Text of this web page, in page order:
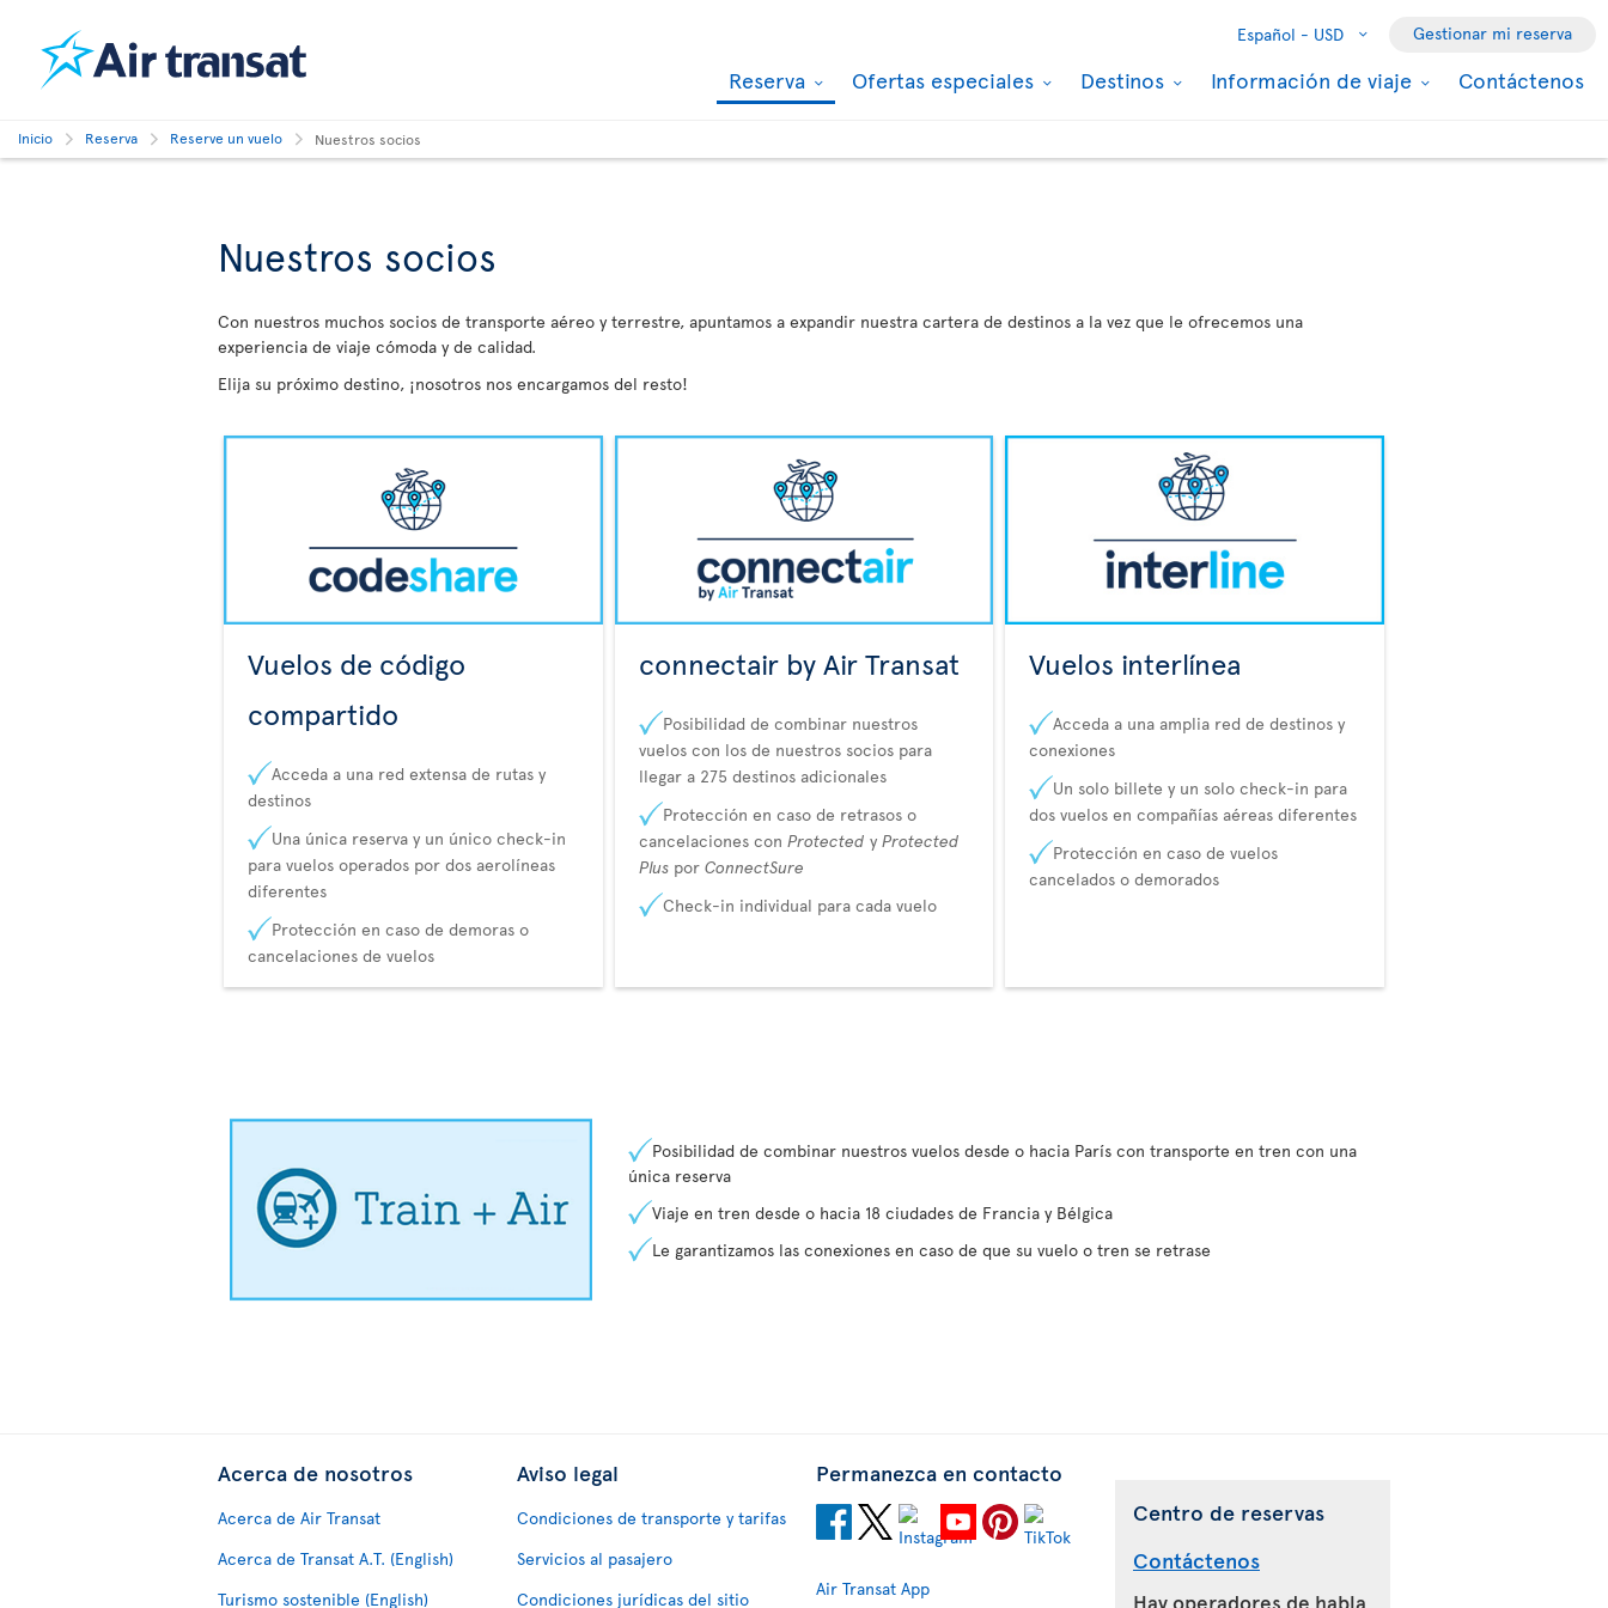
Español - USD Gestionar mi reserva
Reserva Ofertas especiales Destinos Información de viaje Contáctenos
Inicio Reserva Reserve un vuelo Nuestros socios
Nuestros socios
Con nuestros muchos socios de transporte aéreo y terrestre, apuntamos a expandir nuestra cartera de destinos a la vez que le ofrecemos una
experiencia de viaje cómoda y de calidad.
Elija su próximo destino, ¡nosotros nos encargamos del resto!
Vuelos de código
compartido
Acceda a una red extensa de rutas y
destinos
Una única reserva y un único check-in
para vuelos operados por dos aerolíneas
diferentes
Protección en caso de demoras o
cancelaciones de vuelos
connectair by Air Transat
Posibilidad de combinar nuestros
vuelos con los de nuestros socios para
llegar a 275 destinos adicionales
Protección en caso de retrasos o
cancelaciones con Protected y Protected
Pluspor ConnectSure
Check-in individual para cada vuelo
Vuelos interlínea
Acceda a una amplia red de destinos y
conexiones
Un solo billete y un solo check-in para
dos vuelos en compañías aéreas diferentes
Protección en caso de vuelos
cancelados o demorados
Posibilidad de combinar nuestros vuelos desde o hacia París con transporte en tren con una
única reserva
Viaje en tren desde o hacia 18 ciudades de Francia y Bélgica
Le garantizamos las conexiones en caso de que su vuelo o tren se retrase
Acerca de nosotros
Acerca de Air Transat
Acerca de Transat A.T. (English)
Turismo sostenible (English)
Aviso legal
Condiciones de transporte y tarifas
Servicios al pasajero
Condiciones jurídicas del sitio
Permanezca en contacto
Air Transat App
Centro de reservas
Contáctenos